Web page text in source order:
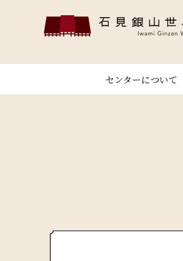
センターについて